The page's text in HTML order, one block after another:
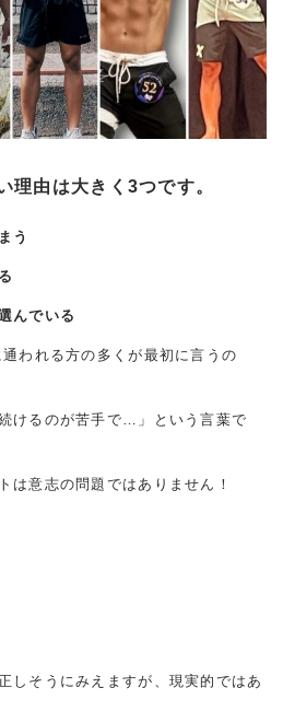
理由は大きく3つです。
う
んでいる
われる方の多くが最初に言うの
けるのが苦手で…」という言葉で
は意志の問題ではありません！
しそうにみえますが、現実的ではあ